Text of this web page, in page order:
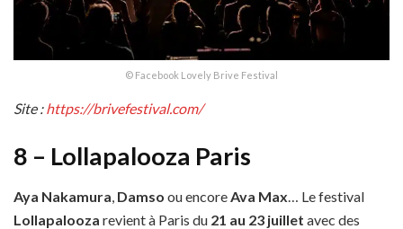
© Facebook Lovely Brive Festival
Site :https://brivefestival.com/
8 – Lollapalooza Paris
Aya Nakamura, Damso ou encoreAva Max… Le festival
Lollapalooza revient à Paris du 21 au 23 juillet avec des